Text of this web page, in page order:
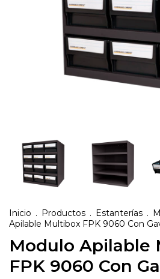
Inicio . Productos . Estanterías .
Apilable Multibox FPK 9060 Con
Modulo Apilable
FPK 9060 Con